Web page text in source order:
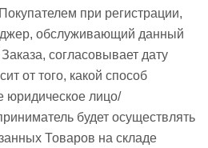
при регистрации,
обслуживающий данный
согласовывает дату
от того, какой способ
юридическое лицо/
будет осуществлять
Товаров на складе